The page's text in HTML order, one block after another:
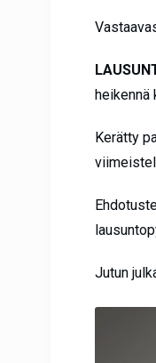
heikennä
Kerätty
Jutun